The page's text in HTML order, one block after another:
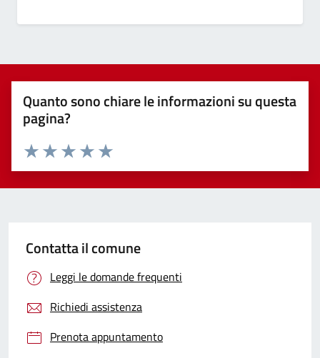
Quanto sono chiare le informazioni su questa
pagina?
Valuta 5 stelle su 5
Valuta 4 stelle su 5
Valuta 3 stelle su 5
Valuta 2 stelle su 5
Valuta 1 stelle su 5
Contatta il comune
Leggi le domande frequenti
Richiedi assistenza
Prenota appuntamento